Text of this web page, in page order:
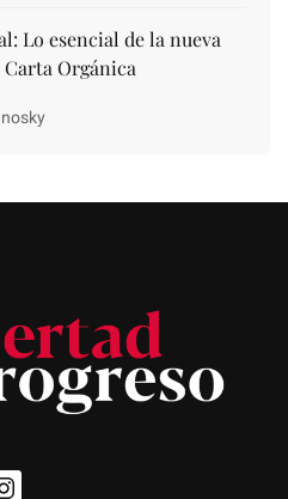
Lo esencial de la nueva
Orgánica